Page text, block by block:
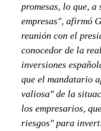
promesas, lo que, a
empresas", afirmó
reunión con el
conocedor de la
inversiones
que el mandatario
valiosa" de la
los empresarios,
riesgos" para